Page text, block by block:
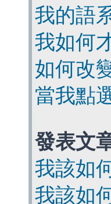
我的語
我如何
如何改
當我點
發表文
我該如
我該如